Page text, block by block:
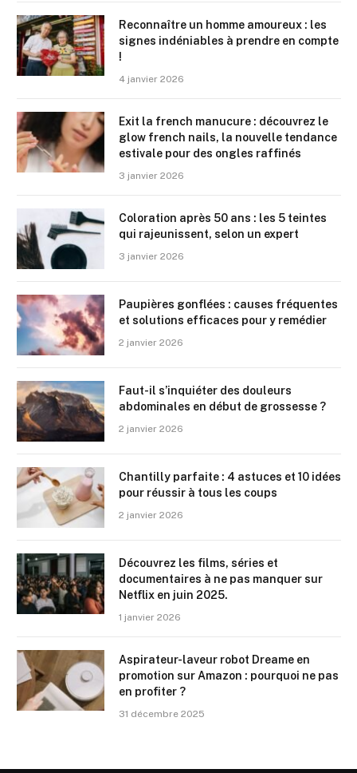
Reconnaître un homme amoureux : les
signes indéniables à prendre en compte
!
4 janvier 2026
Exit la french manucure : découvrez le
glow french nails, la nouvelle tendance
estivale pour des ongles raffinés
3 janvier 2026
Coloration après 50 ans : les 5 teintes
qui rajeunissent, selon un expert
3 janvier 2026
Paupières gonflées : causes fréquentes
et solutions efficaces pour y remédier
2 janvier 2026
Faut-il s’inquiéter des douleurs
abdominales en début de grossesse ?
2 janvier 2026
Chantilly parfaite : 4 astuces et 10 idées
pour réussir à tous les coups
2 janvier 2026
Découvrez les films, séries et
documentaires à ne pas manquer sur
Netflix en juin 2025.
1 janvier 2026
Aspirateur-laveur robot Dreame en
promotion sur Amazon : pourquoi ne pas
en profiter ?
31 décembre 2025